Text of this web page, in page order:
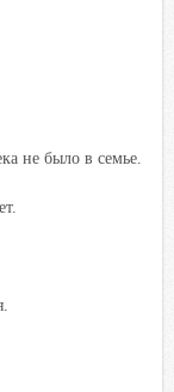
не было в семье.